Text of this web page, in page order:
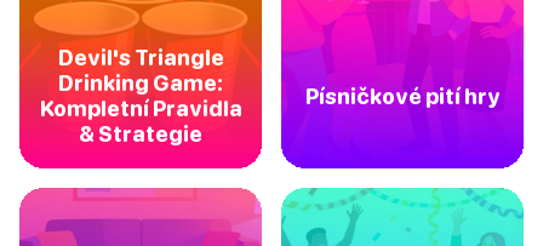
Devil's Triangle
Drinking Game:
Kompletní Pravidla
& Strategie
Písničkové pití hry